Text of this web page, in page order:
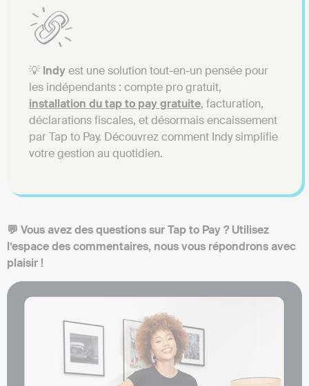
💡 Indyest une solution tout-en-un pensée pour
les indépendants : compte pro gratuit,
installation du tap to pay gratuite, facturation,
déclarations fiscales, et désormais encaissement
par Tap to Pay. Découvrez comment Indy simplifie
votre gestion au quotidien.
💬 Vous avez des questions sur Tap to Pay ? Utilisez
l’espace des commentaires, nous vous répondrons avec
plaisir !